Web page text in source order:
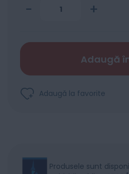
- +
Adaugă
Adaugă la favorite
Produsele sunt